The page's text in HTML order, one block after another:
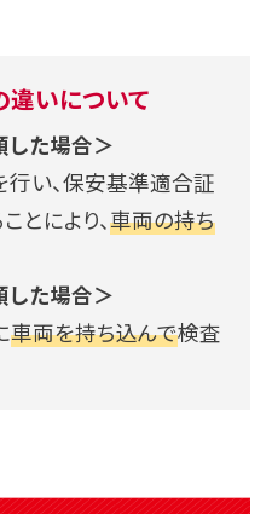
いについて
た場合＞
行い、保安基準適合証
とにより、車両の持ち
た場合＞
車両を持ち込んで検査